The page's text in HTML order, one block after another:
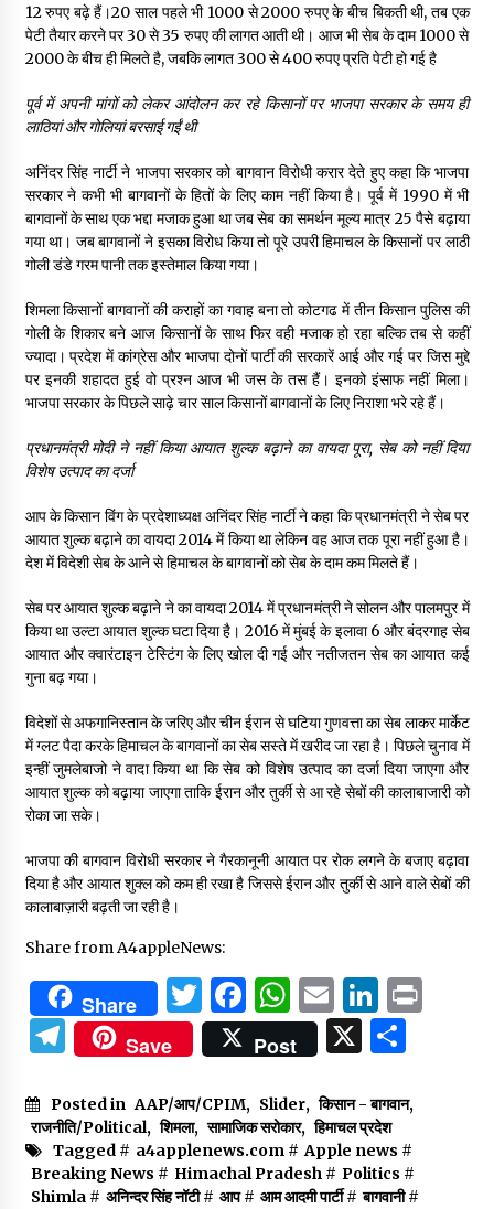
12 रुपए बढ़े हैं।20 साल पहले भी 1000 से 2000 रुपए के बीच बिकती थी, तब एक
पेटी तैयार करने पर 30 से 35 रुपए की लागत आती थी। आज भी सेब के दाम 1000 से
2000 के बीच ही मिलते है, जबकि लागत 300 से 400 रुपए प्रति पेटी हो गई है
पूर्व में अपनी मांगों को लेकर आंदोलन कर रहे किसानों पर भाजपा सरकार के समय ही
लाठियां और गोलियां बरसाई गईं थी
अनिंदर सिंह नार्टी ने भाजपा सरकार को बागवान विरोधी करार देते हुए कहा कि भाजपा
सरकार ने कभी भी बागवानों के हितों के लिए काम नहीं किया है। पूर्व में 1990 में भी
बागवानों के साथ एक भद्दा मजाक हुआ था जब सेब का समर्थन मूल्य मात्र 25 पैसे बढ़ाया
गया था। जब बागवानों ने इसका विरोध किया तो पूरे उपरी हिमाचल के किसानों पर लाठी
गोली डंडे गरम पानी तक इस्तेमाल किया गया।
शिमला किसानों बागवानों की कराहों का गवाह बना तो कोटगढ में तीन किसान पुलिस की
गोली के शिकार बने आज किसानों के साथ फिर वही मजाक हो रहा बल्कि तब से कहीं
ज्यादा। प्रदेश में कांग्रेस और भाजपा दोनों पार्टी की सरकारें आई और गई पर जिस मुद्दे
पर इनकी शहादत हुई वो प्रश्न आज भी जस के तस हैं। इनको इंसाफ नहीं मिला।
भाजपा सरकार के पिछले साढ़े चार साल किसानों बागवानों के लिए निराशा भरे रहे हैं।
प्रधानमंत्री मोदी ने नहीं किया आयात शुल्क बढ़ाने का वायदा पूरा, सेब को नहीं दिया
विशेष उत्पाद का दर्जा
आप के किसान विंग के प्रदेशाध्यक्ष अनिंदर सिंह नार्टी ने कहा कि प्रधानमंत्री ने सेब पर
आयात शुल्क बढ़ाने का वायदा 2014 में किया था लेकिन वह आज तक पूरा नहीं हुआ है।
देश में विदेशी सेब के आने से हिमाचल के बागवानों को सेब के दाम कम मिलते हैं।
सेब पर आयात शुल्क बढ़ाने ने का वायदा 2014 में प्रधानमंत्री ने सोलन और पालमपुर में
किया था उल्टा आयात शुल्क घटा दिया है। 2016 में मुंबई के इलावा 6 और बंदरगाह सेब
आयात और क्वारंटाइन टेस्टिंग के लिए खोल दी गई और नतीजतन सेब का आयात कई
गुना बढ़ गया।
विदेशों से अफगानिस्तान के जरिए और चीन ईरान से घटिया गुणवत्ता का सेब लाकर मार्केट
में ग्लट पैदा करके हिमाचल के बागवानों का सेब सस्ते में खरीद जा रहा है। पिछले चुनाव में
इन्हीं जुमलेबाजो ने वादा किया था कि सेब को विशेष उत्पाद का दर्जा दिया जाएगा और
आयात शुल्क को बढ़ाया जाएगा ताकि ईरान और तुर्की से आ रहे सेबों की कालाबाजारी को
रोका जा सके।
भाजपा की बागवान विरोधी सरकार ने गैरकानूनी आयात पर रोक लगने के बजाए बढ़ावा
दिया है और आयात शुक्ल को कम ही रखा है जिससे ईरान और तुर्की से आने वाले सेबों की
कालाबाज़ारी बढ़ती जा रही है।
Share from A4appleNews:
Share Twitter
Facebook
WhatsApp
Email
Telegram
Save Post X
Posted in AAP/आप/CPIM, Slider, किसान - बागवान,
राजनीति/Political, शिमला, सामाजिक सरोकार, हिमाचल प्रदेश
Tagged # a4applenews.com# Apple news #
Breaking News # Himachal Pradesh# Politics #
Shimla# अनिन्दर सिंह नॉटी# आप# आम आदमी पार्टी# बागवानी#